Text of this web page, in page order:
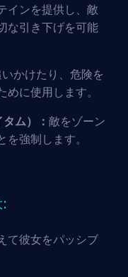
インを提供し、敵
な引き下げを可能
かけたり、危険を
に使用します。
ム）： 敵をゾーン
強制します。
て彼女をパッシブ